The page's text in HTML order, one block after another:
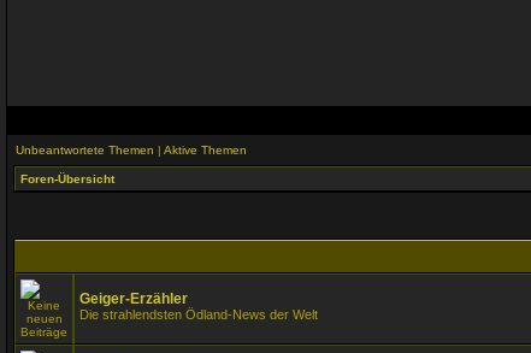
Unbeantwortete Themen | Aktive Themen
Foren-Übersicht
Geiger-Erzähler
Die strahlendsten Ödland-News der Welt